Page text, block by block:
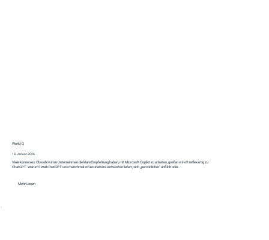
Work IQ
18. Januar 2026
Viele kennen es: Obwohl wir im Unternehmen die klare Empfehlung haben, mit Microsoft Copilot zu arbeiten, greifen wir oft reflexartig zu
ChatGPT. Warum? Weil ChatGPT uns manchmal strukturiertere Antworten liefert, sich „persönlicher“ anfühlt oder...
Mehr Lesen